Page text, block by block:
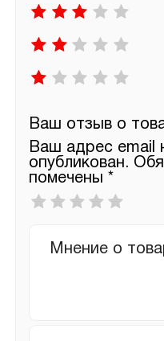
Ваш отзыв о
Ваш адрес email
опубликован.
помечены *
Ваша
оценка
отзыв